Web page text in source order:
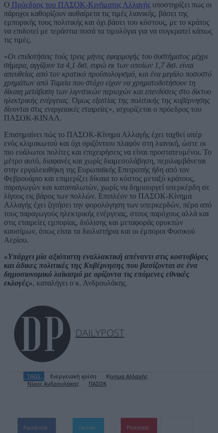
Ο Πρόεδρος του ΠΑΣΟΚ-Κινήματος Αλλαγής υποστηρίζει πως οι
πάροχοι καθορίζουν αυθαίρετα τις τιμές λιανικής, βάσει της
εμπορικής τους πολιτικής και όχι βάσει του κόστους, με το κράτος
να επιδοτεί με τεράστια ποσά τα τιμολόγια για να συγκρατεί κάπως
τις τιμές.
«Οι επιδοτήσεις τούς τρεις μήνες εφαρμογής του συστήματος μέχρι
σήμερα, αγγίζουν τα 4,1 δισ. ευρώ εκ των οποίων 1,7 δισ. είναι
απευθείας από τον κρατικό προϋπολογισμό, και ένα μεγάλο ποσοστό
χρημάτων από Ταμεία που στόχο είχαν να χρηματοδοτήσουν τη
δίκαιη μετάβαση των λιγνιτικών περιοχών και επενδύσεις στο δίκτυο
ηλεκτρικής ενέργειας. Όμως εξαιτίας της πολιτικής της κυβέρνησης
δίνονται στις ενεργειακές εταιρείες», ισχυρίζεται ο πρόεδρος του
ΠΑΣΟΚ-ΚΙΝΑΛ.
Επισημαίνει πώς το ΠΑΣΟΚ-Κίνημα Αλλαγής έχει ταχθεί υπέρ
ενός κλιμακωτού και όχι οριζόντιου πλαφόν στη λιανική, ώστε οι
πιο ευάλωτοι πολίτες και επιχειρήσεις να είναι προστατευμένοι. Το
μέτρο αυτό, διαφανές και χωρίς διαμεσολάβηση, περιλαμβάνεται
στην εργαλειοθήκη της Ευρωπαϊκής Επιτροπής ήδη από τον
Φεβρουάριο και επιμερίζει δίκαια το κόστος μεταξύ κράτους,
παραγωγών και καταναλωτών, χωρίς να δημιουργεί υπερκέρδη σε
λίγους εις βάρος των πολλών. Επιπλέον το ΠΑΣΟΚ-Κίνημα
Αλλαγής έχει ζητήσει την φορολόγηση των υπερκερδών, πέρα από
τους παραγωγούς ηλεκτρικής ενέργειας, στους παρόχους αλλά και
στις εταιρείες εμπορίας, διύλισης και μεταφοράς ορυκτών
καυσίμων, όπως είναι τα διυλιστήρια και οι έμποροι Φυσικού
Αερίου.
«Υπάρχει μία αξιόπιστη εναλλακτική απέναντι στις κοστοβόρες
και άδικες πολιτικές της Κυβέρνησης που βασίζονται σε ένα
δημοσιονομικό λαϊκισμό με ορίζοντα τις επόμενες εθνικές
εκλογές», καταλήγει ο κ. Ανδρουλάκης.
DAILYPOST
TAGS Ενεργειακή κρίση
Κίνημα Αλλαγής
Νίκος Ανδρουλάκης
ΠΑΣΟΚ
Facebook Twitter Pinterest